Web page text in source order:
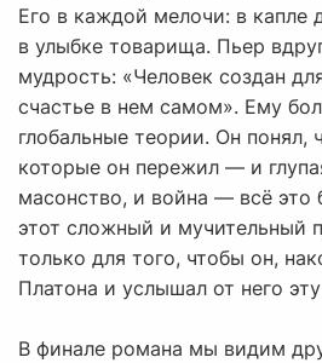
Его в каждой мелочи: в капле
в улыбке товарища. Пьер
мудрость: «Человек создан
счастье в нем самом». Ему
глобальные теории. Он понял,
которые он пережил — и
масонство, и война — всё это
этот сложный и мучительный
только для того, чтобы он,
Платона и услышал от него
В финале романа мы видим